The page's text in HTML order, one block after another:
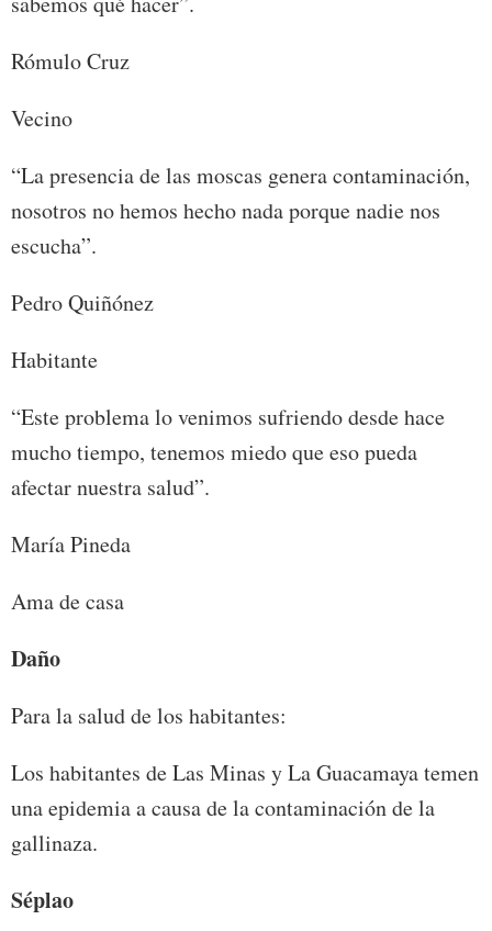
Rómulo Cruz
Vecino
“La presencia de las moscas genera contaminación,
nosotros no hemos hecho nada porque nadie nos
escucha”.
Pedro Quiñónez
Habitante
“Este problema lo venimos sufriendo desde hace
mucho tiempo, tenemos miedo que eso pueda
afectar nuestra salud”.
María Pineda
Ama de casa
Daño
Para la salud de los habitantes:
Los habitantes de Las Minas y La Guacamaya temen
una epidemia a causa de la contaminación de la
gallinaza.
Séplao